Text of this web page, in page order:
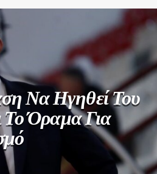
Να Ηγηθεί Του
Το Όραμα Για